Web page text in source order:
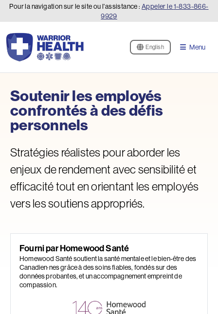
Pour la navigation sur le site ou l'assistance : Appeler le1-833-866-
9929
English Menu
Soutenir les employés
confrontés à des défis
personnels
Stratégies réalistes pour aborder les
enjeux de rendement avec sensibilité et
efficacité tout en orientant les employés
vers les soutiens appropriés.
Fourni par Homewood Santé
Homewood Santé soutient la santé mentale et le bien-être des
Canadien·nes grâce à des soins fiables, fondés sur des
données probantes, et un accompagnement empreint de
compassion.